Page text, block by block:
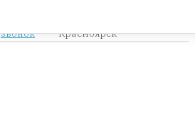
звонок
Красноярск